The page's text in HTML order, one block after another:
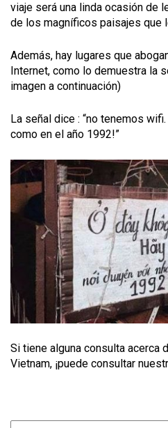
viaje será una linda ocasión de
de los magníficos paisajes que
Además, hay lugares que
Internet, como lo demuestra la
imagen a continuación)
La señal dice : “no tenemos
como en el año 1992!”
Si tiene alguna consulta acerca
Vietnam, ¡puede consultar